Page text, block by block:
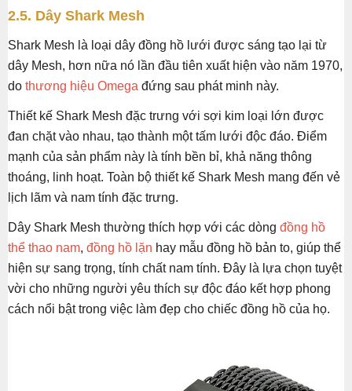
2.5. Dây Shark Mesh
Shark Mesh là loại dây đồng hồ lưới được sáng tạo lại từ
dây Mesh, hơn nữa nó lần đầu tiên xuất hiện vào năm 1970,
do thương hiệu Omega đứng sau phát minh này.
Thiết kế Shark Mesh đặc trưng với sợi kim loại lớn được
đan chặt vào nhau, tạo thành một tấm lưới độc đáo. Điểm
mạnh của sản phẩm này là tính bền bỉ, khả năng thông
thoáng, linh hoạt. Toàn bộ thiết kế Shark Mesh mang đến vẻ
lịch lãm và nam tính đặc trưng.
Dây Shark Mesh thường thích hợp với các dòng đồng hồ
thể thao nam, đồng hồ lặn hay mẫu đồng hồ bản to, giúp thể
hiện sự sang trọng, tính chất nam tính. Đây là lựa chọn tuyệt
vời cho những người yêu thích sự độc đáo kết hợp phong
cách nổi bật trong việc làm đẹp cho chiếc đồng hồ của họ.